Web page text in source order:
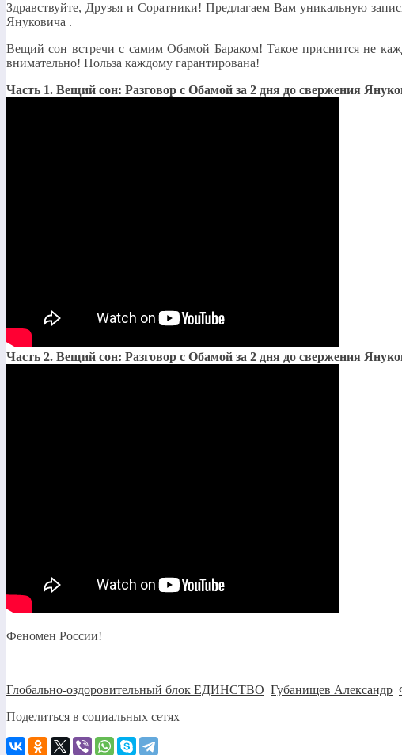
Здравствуйте, Друзья и Соратники! Предлагаем Вам уникальную
Януковича .
Вещий сон встречи с самим Обамой Бараком! Такое приснится не
внимательно! Польза каждому гарантирована!
Часть 1. Вещий сон: Разговор с Обамой за 2 дня до свержения
Часть 2. Вещий сон: Разговор с Обамой за 2 дня до свержения
Феномен России!
Глобально-оздоровительный блок ЕДИНСТВО Губанищев Александр
Поделиться в социальных сетях